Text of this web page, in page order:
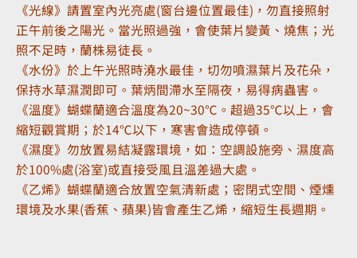
《光線》請置室內光亮處(窗台邊位置最佳)，勿直接照射
正午前後之陽光。當光照過強，會使葉片變黃、燒焦；光
照不足時，蘭株易徒長。
《水份》於上午光照時澆水最佳，切勿噴濕葉片及花朵，
保持水草濕潤即可。葉炳間滯水至隔夜，易得病蟲害。
《溫度》蝴蝶蘭適合溫度為20~30℃。超過35℃以上，會
縮短觀賞期；於14℃以下，寒害會造成停頓。
《濕度》勿放置易結凝露環境，如：空調設施旁、濕度高
於100%處(浴室)或直接受風且溫差過大處。
《乙烯》蝴蝶蘭適合放置空氣清新處；密閉式空間、煙燻
環境及水果(香蕉、蘋果)皆會產生乙烯，縮短生長週期。